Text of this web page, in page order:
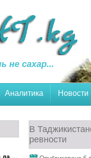
не сахар...
Аналитика Новости
В
ревности